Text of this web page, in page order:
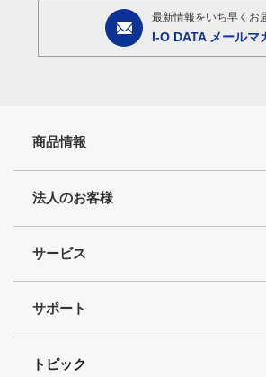
最新情報をいち早くお
I-O DATA メールマ
商品情報
法人のお客様
サービス
サポート
トピック